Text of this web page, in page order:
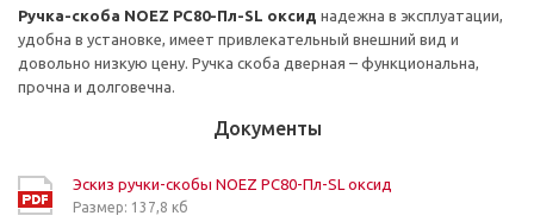
Ручка-скоба NOEZ РС80-Пл-SL оксид надежна в эксплуатации,
удобна в установке, имеет привлекательный внешний вид и
довольно низкую цену. Ручка скоба дверная – функциональна,
прочна и долговечна.
Документы
Эскиз ручки-скобы NOEZ РС80-Пл-SL оксид
Размер: 137,8 кб